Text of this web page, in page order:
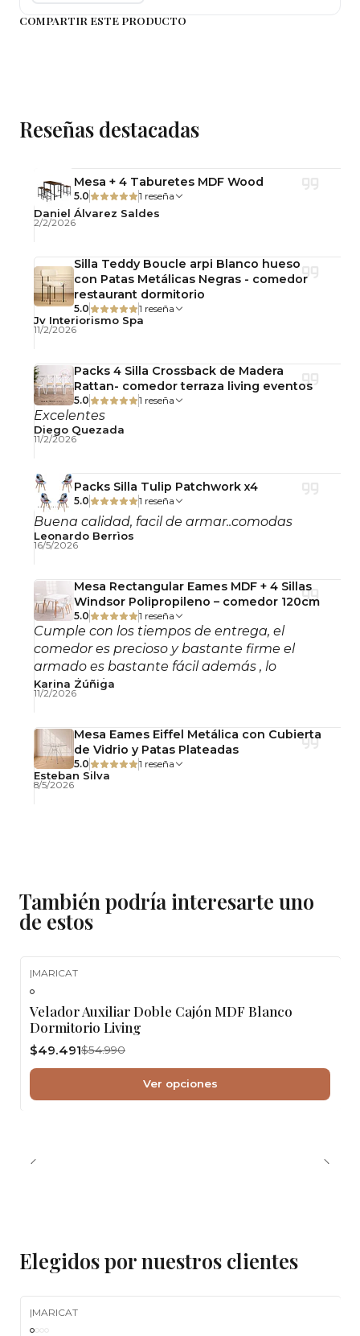
Importante
Consejo
velador forli, set veladores, velador blanco,
velador acanalado, mesa de noche, velador mdf,
COMPARTIR ESTE PRODUCTO
Reseñas destacadas
Mesa + 4 Taburetes MDF Wood
5.0 1 reseña
Daniel Álvarez Saldes
2/2/2026
Silla Teddy Boucle arpi Blanco hueso
con Patas Metálicas Negras - comedor
restaurant dormitorio
5.0 1 reseña
Jv Interiorismo Spa
11/2/2026
Packs 4 Silla Crossback de Madera
Rattan- comedor terraza living eventos
5.0 1 reseña
Excelentes
Diego Quezada
11/2/2026
Packs Silla Tulip Patchwork x4
5.0 1 reseña
Buena calidad, facil de armar..comodas
Leonardo Berrìos
16/5/2026
Mesa Rectangular Eames MDF + 4 Sillas
Windsor Polipropileno – comedor 120cm
5.0 1 reseña
Cumple con los tiempos de entrega, el
comedor es precioso y bastante firme el
armado es bastante fácil además , lo
recomiendo!
Karina Zúñiga
11/2/2026
Mesa Eames Eiffel Metálica con Cubierta
de Vidrio y Patas Plateadas
5.0 1 reseña
Esteban Silva
8/5/2026
También podría interesarte uno
de estos
|MARICAT
Velador Auxiliar Doble Cajón MDF Blanco
Dormitorio Living
$49.491$54.990
Ver opciones
Elegidos por nuestros clientes
|MARICAT